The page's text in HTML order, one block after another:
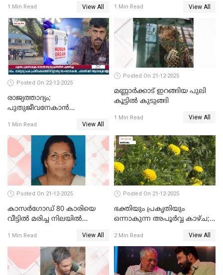
ദാരുണാന്ത്യം; ജീപ്സി
ഓടിച്ചയാൾ അറസ്റ്റിൽ.
1 Min Read View All 1 Min Read View All
Posted On 22-12-2025
രാജ്യത്താദ്യം;
പുതുജീവനേകാൻ
എറണാകുളം സർക്കാർ
ജനറൽ
ആശുപത്രിയിലെത്തിച്ചു
1 Min Read View All
Posted On 21-12-2025
മണ്ണാർക്കാട് ഇറങ്ങിയ പുലി
കൂട്ടിൽ കുടുങ്ങി
1 Min Read View All
Posted On 21-12-2025
കാസർഗോഡ് 80 കാരിയെ
വീട്ടിൽ മരിച്ച നിലയിൽ
1 Min Read View All
Posted On 21-12-2025
ഭക്തിയും പ്രകൃതിയും
ഒന്നാകുന്ന അപൂര്‍വ്വ കാഴ്ച;
കാഴ്ചാനുഭവമൊരുക്കി
ശബരീ നന്ദനം
2 Min Read View All